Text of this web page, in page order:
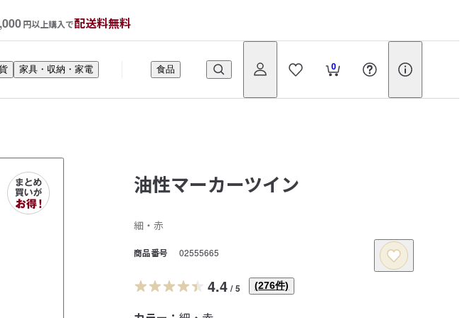
円以上購入で配送料無料
0
家具・収納・家電 食品
油性マーカーツイン
細・赤
商品番号 02555665
4.4 / 5 (276件)